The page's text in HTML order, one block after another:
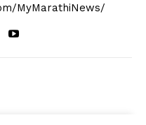
MyMarathiNews/